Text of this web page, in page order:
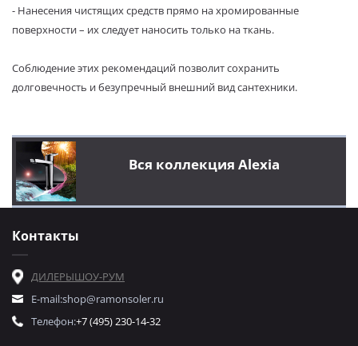
Вся коллекция Alexia
- Нанесения чистящих средств прямо на хромированные
поверхности – их следует наносить только на ткань.
Соблюдение этих рекомендаций позволит сохранить
долговечность и безупречный внешний вид сантехники.
Контакты
ДИЛЕРЫШОУ-РУМ
E-mail:shop@ramonsoler.ru
Телефон:+7 (495) 230-14-32